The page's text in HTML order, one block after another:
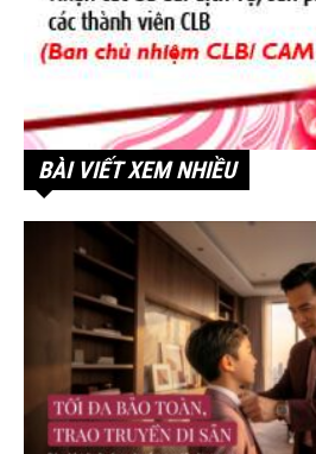
BÀI VIẾT XEM NHIỀU